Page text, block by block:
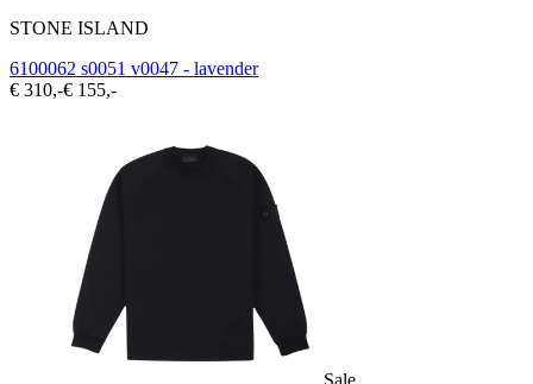
STONE ISLAND
6100062 s0051 v0047 - lavender
€ 310,-€ 155,-